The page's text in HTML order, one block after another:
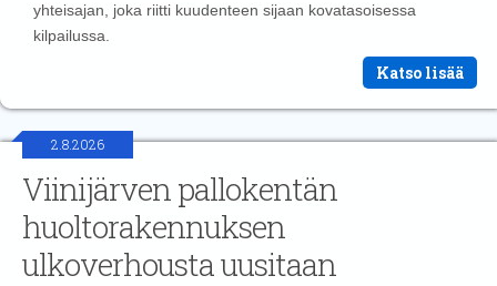
yhteisajan, joka riitti kuudenteen sijaan kovatasoisessa
kilpailussa.
Katso lisää
2.8.2026
Viinijärven pallokentän
huoltorakennuksen
ulkoverhousta uusitaan